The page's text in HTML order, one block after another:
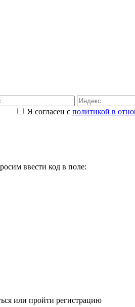
Я согласен с политикой в
ввести код в поле:
или пройти регистрацию